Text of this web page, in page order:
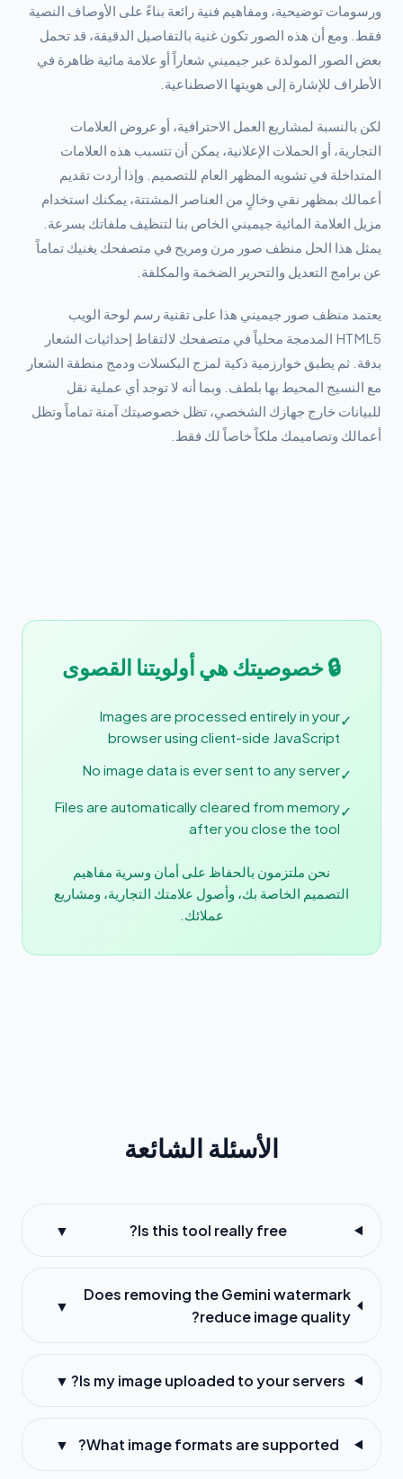
ورسومات توضيحية، ومفاهيم فنية رائعة بناءً على الأوصاف النصية
فقط. ومع أن هذه الصور تكون غنية بالتفاصيل الدقيقة، قد تحمل
بعض الصور المولدة عبر جيميني شعاراً أو علامة مائية ظاهرة في
الأطراف للإشارة إلى هويتها الاصطناعية.
لكن بالنسبة لمشاريع العمل الاحترافية، أو عروض العلامات
التجارية، أو الحملات الإعلانية، يمكن أن تتسبب هذه العلامات
المتداخلة في تشويه المظهر العام للتصميم. وإذا أردت تقديم
أعمالك بمظهر نقي وخالٍ من العناصر المشتتة، يمكنك استخدام
مزيل العلامة المائية جيميني الخاص بنا لتنظيف ملفاتك بسرعة.
يمثل هذا الحل منظف صور مرن ومريح في متصفحك يغنيك تماماً
عن برامج التعديل والتحرير الضخمة والمكلفة.
يعتمد منظف صور جيميني هذا على تقنية رسم لوحة الويب
HTML5 المدمجة محلياً في متصفحك لالتقاط إحداثيات الشعار
بدقة. ثم يطبق خوارزمية ذكية لمزج البكسلات ودمج منطقة الشعار
مع النسيج المحيط بها بلطف. وبما أنه لا توجد أي عملية نقل
للبيانات خارج جهازك الشخصي، تظل خصوصيتك آمنة تماماً وتظل
أعمالك وتصاميمك ملكاً خاصاً لك فقط.
🔒 خصوصيتك هي أولويتنا القصوى
✓
Images are processed entirely in your
browser using client-side JavaScript
✓
No image data is ever sent to any server
✓
Files are automatically cleared from memory
after you close the tool
نحن ملتزمون بالحفاظ على أمان وسرية مفاهيم
التصميم الخاصة بك، وأصول علامتك التجارية، ومشاريع
عملائك.
الأسئلة الشائعة
Is this tool really free?
▼
Does removing the Gemini watermark
reduce image quality?
▼
Is my image uploaded to your servers?
▼
What image formats are supported?
▼